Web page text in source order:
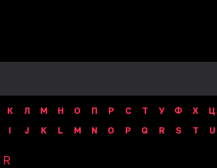
К Л М Н О П Р С Т У Ф Х Ц
I J K L M N O P Q R S T U
R